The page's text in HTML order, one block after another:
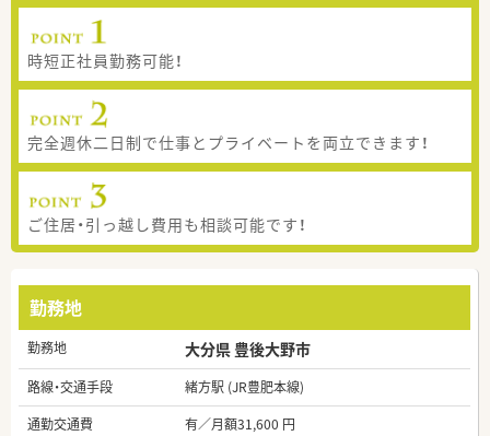
時短正社員勤務可能！
完全週休二日制で仕事とプライベートを両立できます！
ご住居・引っ越し費用も相談可能です！
勤務地
勤務地 大分県 豊後大野市
路線・交通手段
緒方駅 (JR豊肥本線)
通勤交通費
有／月額31,600 円